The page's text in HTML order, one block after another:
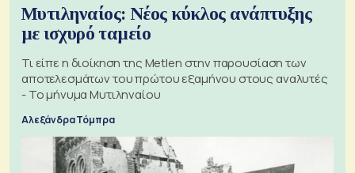
Μυτιληναίος: Νέος κύκλος ανάπτυξης
με ισχυρό ταμείο
Τι είπε η διοίκηση της Metlen στην παρουσίαση των
αποτελεσμάτων του πρώτου εξαμήνου στους αναλυτές
- Το μήνυμα Μυτιληναίου
Αλεξάνδρα Τόμπρα